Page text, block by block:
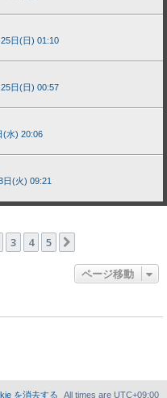
日(日) 01:10
日(日) 00:57
(水) 20:06
日(火) 09:21
3 4 5
ページ移動
All times are UTC+09:00
を消去する